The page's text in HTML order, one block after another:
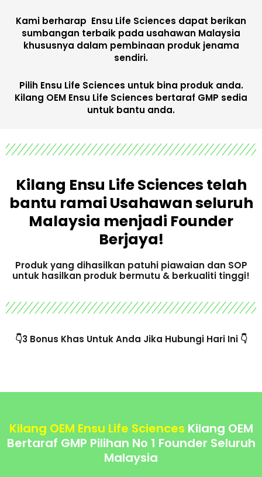
Kami berharap Ensu Life Sciences dapat berikan
sumbangan terbaik pada usahawan Malaysia
khususnya dalam pembinaan produk jenama
sendiri.
Pilih Ensu Life Sciences untuk bina produk anda.
Kilang OEM Ensu Life Sciences bertaraf GMP sedia
untuk bantu anda.
Kilang Ensu Life Sciences telah
bantu ramai Usahawan seluruh
Malaysia menjadi Founder
Berjaya!
Produk yang dihasilkan patuhi piawaian dan SOP
untuk hasilkan produk bermutu & berkualiti tinggi!
👇3 Bonus Khas Untuk Anda Jika Hubungi Hari Ini 👇
Kilang OEM Ensu Life Sciences Kilang OEM
Bertaraf GMP Pilihan No 1 Founder Seluruh
Malaysia